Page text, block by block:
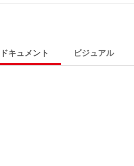
ドキュメント ビジュアル